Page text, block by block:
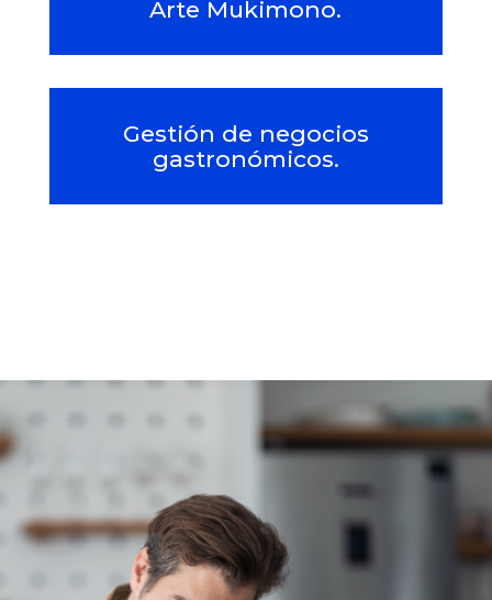
Arte Mukimono.
Gestión de negocios
gastronómicos.